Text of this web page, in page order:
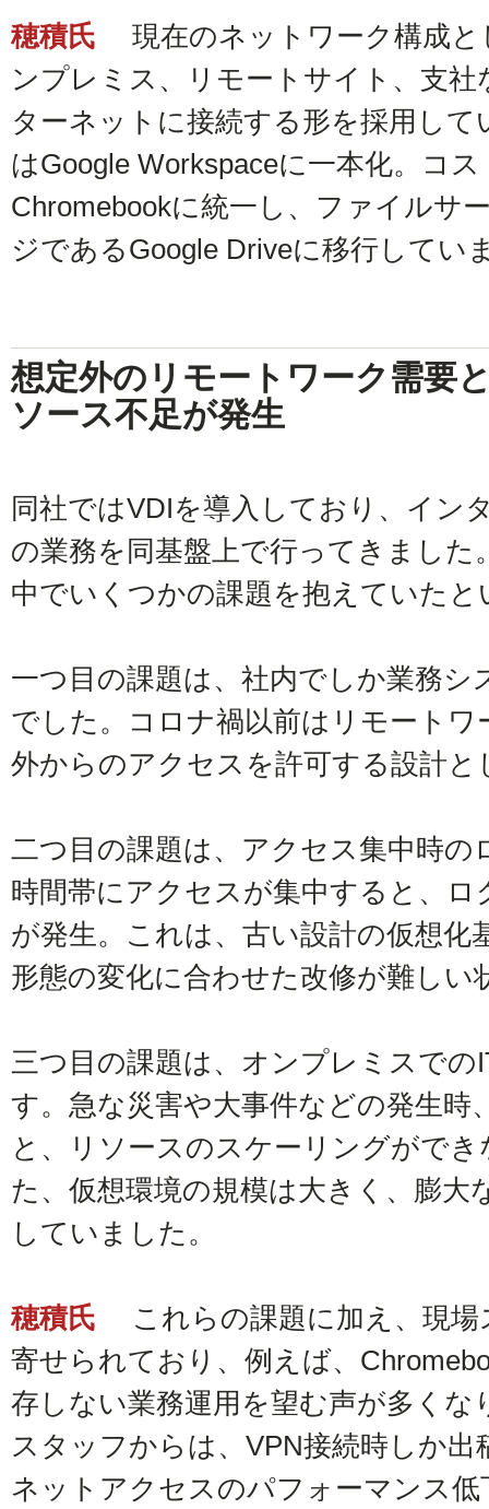
穂積氏
現在のネットワーク構成
ンプレミス、リモートサイト、支
ターネットに接続する形を採用し
はGoogle Workspaceに一本化。コ
Chromebookに統一し、ファイルサ
ジであるGoogle Driveに移行してい
想定外のリモートワーク需要
ソース不足が発生
同社ではVDIを導入しており、イン
の業務を同基盤上で行ってきまし
中でいくつかの課題を抱えていたと
一つ目の課題は、社内でしか業務
でした。コロナ禍以前はリモート
外からのアクセスを許可する設計
二つ目の課題は、アクセス集中時の
時間帯にアクセスが集中すると、
が発生。これは、古い設計の仮想化
形態の変化に合わせた改修が難しい
三つ目の課題は、オンプレミスで
す。急な災害や大事件などの発生時
と、リソースのスケーリングがで
た、仮想環境の規模は大きく、膨大
していました。
穂積氏
これらの課題に加え、現
寄せられており、例えば、
存しない業務運用を望む声が多くな
スタッフからは、VPN接続時しか
ネットアクセスのパフォーマンス